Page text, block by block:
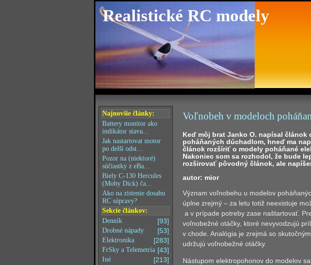
Realistické RC modely
Najnovšie články:
Battery monitor ako
indikátor stavu...
Jak nastartovat motor
po delší odst...
Pozor na (niektoré)
súčiastky z eBa...
Biely C-130 Hercules
(Moby Dick) ča...
Ako na zistenie dosahu
RC súpravy?
Sekcie článkov:
[93]
Denník
[53]
Drobné nápady
[283]
Elektronika
[43]
FrSky a Telemetria
[213]
Iné
Voľnobeh v modeloch
Keď môj brat Janko O. napísal
poháňaných dúchadlom, hneď ma
článok rozšíriť o modely poháňané
Nakoniec som sa rozhodol, že bude
rozširovať pôvodný článok, ale
autor: mior
Význam voľnobehu u modelov
úplne zrejmý – za letu totiž neexistuje
a v prípade potreby zase naštartovať.
voľnobežné otáčky, ktoré nevyvodzujú
v chode. Analógia je zrejmá so
udržujú voľnobežné otáčky.
Nástupom elektropohonov do modelov